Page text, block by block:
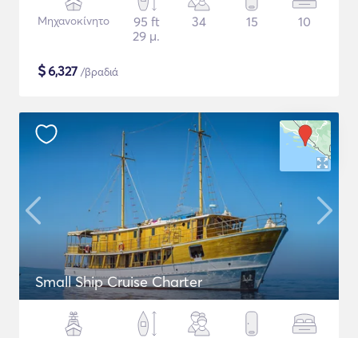
Μηχανοκίνητο
95 ft
29 μ.
34 15 10
$6,327 /βραδιά
Small Ship Cruise Charter